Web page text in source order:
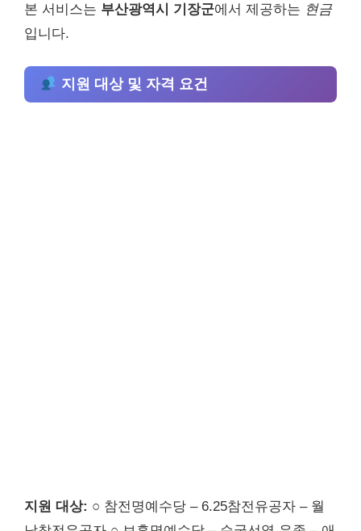
본 서비스는 부산광역시 기장군에서 제공하는 현금
입니다.
지원 대상 및 자격 요건
지원 대상: ○ 참전명예수당 – 6.25참전유공자 – 월